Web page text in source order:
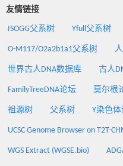
友情链接
ISOGG父系树 Yfull父系树
O-M117/O2a2b1a1父系树
世界古人DNA数据库 古人
FamilyTreeDNA论坛 莫尔根
祖源树 父系树 Y染色
UCSC Genome Browser on T2T-
WGS Extract (WGSE.bio)